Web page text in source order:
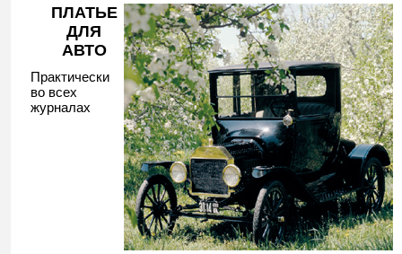
ПЛАТЬЕ
ДЛЯ
АВТО
Практически
во всех
журналах